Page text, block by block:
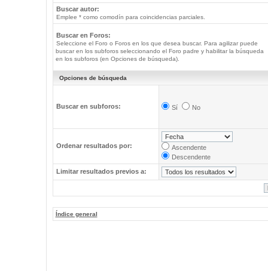
Buscar autor:
Emplee * como comodín para coincidencias parciales.
Buscar en Foros:
Seleccione el Foro o Foros en los que desea buscar. Para agilizar puede
buscar en los subforos seleccionando el Foro padre y habilitar la búsqueda
en los subforos (en Opciones de búsqueda).
Opciones de búsqueda
Buscar en subforos: Sí No
Ordenar resultados por:
Ascendente
Descendente
Limitar resultados previos a:
Índice general